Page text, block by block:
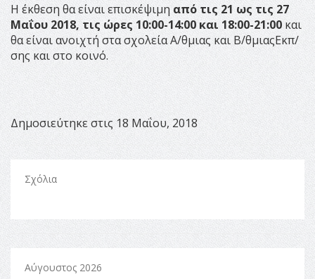
Η έκθεση θα είναι επισκέψιμηαπό τις 21 ως τις 27
Μαΐου 2018, τις ώρες 10:00-14:00 και 18:00-21:00 και
θα είναι ανοιχτή στα σχολεία Α/θμιας και Β/θμιαςΕκπ/
σης και στο κοινό.
Δημοσιεύτηκε στις 18 Μαΐου, 2018
Σχόλια
Αύγουστος 2026